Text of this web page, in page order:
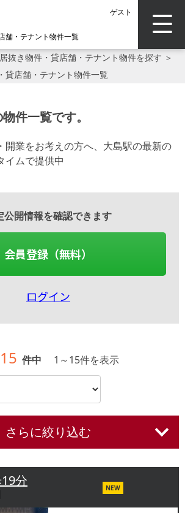
ゲスト
舗・テナント物件一覧
居抜き物件・貸店舗・テナント物件を探す ＞
貸店舗・テナント物件一覧
件一覧です。
開業をお考えの方へ、大島駅の最新の
イムで提供中
公開情報を確認できます
会員登録（無料）
ログイン
15 件中 1 ～15件を表示
さらに絞り込む
分 NEW